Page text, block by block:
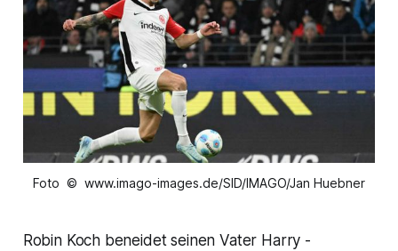
Foto © www.imago-images.de/SID/IMAGO/Jan Huebner
Robin Koch beneidet seinen Vater Harry -